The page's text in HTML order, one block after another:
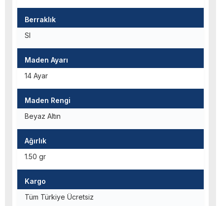
Berraklık
SI
Maden Ayarı
14 Ayar
Maden Rengi
Beyaz Altın
Ağırlık
1.50 gr
Kargo
Tüm Türkiye Ücretsiz